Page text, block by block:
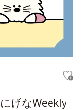
げなWeekly